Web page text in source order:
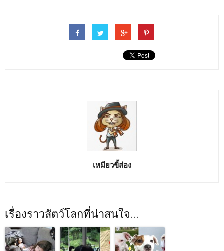
เหมียวขี้ส่อง
เรื่องราวสัตว์โลกที่น่าสนใจ...